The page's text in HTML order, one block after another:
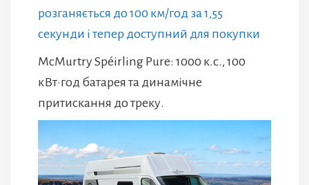
розганяється до 100 км/год за 1,55
секунди і тепер доступний для покупки
McMurtry Spéirling Pure: 1000 к.с., 100
кВт·год батарея та динамічне
притискання до треку.